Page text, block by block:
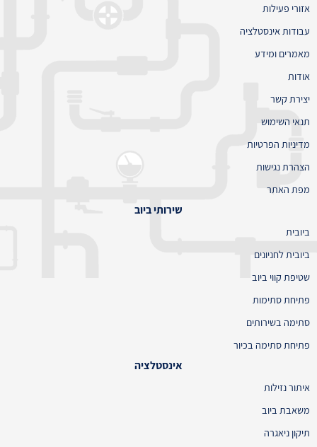
אזורי פעילות
עבודות אינסטלציה
מאמרים ומידע
אודות
יצירת קשר
תנאי השימוש
מדיניות הפרטיות
הצהרת נגישות
מפת האתר
שירותי ביוב
ביובית
ביובית לחניונים
שטיפת קווי ביוב
פתיחת סתימות
סתימה בשירותים
פתיחת סתימה בכיור
אינסטלציה
איתור נזילות
משאבת ביוב
תיקון ניאגרה